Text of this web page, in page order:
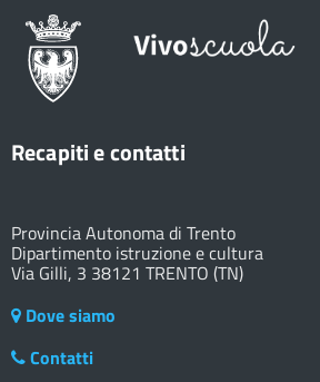
Recapiti e contatti
Provincia Autonoma di Trento
Dipartimento istruzione e cultura
Via Gilli, 3 38121 TRENTO (TN)
Dove siamo
Contatti